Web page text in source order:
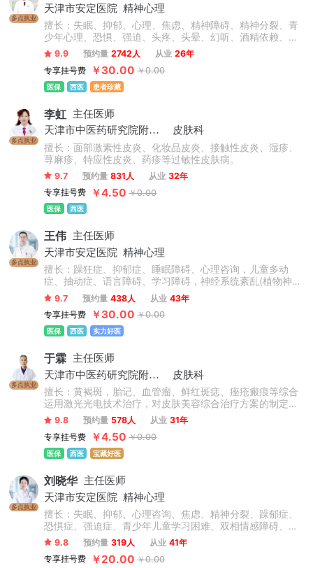
多点执业
天津市安定医院 精神心理
擅长：失眠、抑郁、心理、焦虑、精神障碍、精神分裂、青
少年心理、恐惧、强迫、头疼、头晕、幻听、酒精依赖、妄
想、癔症、更年期、神经官能症、植物神经紊乱、拖延症、
厌食症、耳鸣、双相情感障碍、癔症、疑病症、胸闷、心
慌、睡眠障碍、神经官能症、躯体形式障碍、气短、多梦、
洁癖。
9.9 预约量 2742人 从业 26年
专享挂号费
￥30.00 ￥0.00
医保 西医 患者珍藏
多点执业
李虹 主任医师
天津市中医药研究院附属医院
皮肤科
擅长：面部激素性皮炎、化妆品皮炎、接触性皮炎、湿疹、
荨麻疹、特应性皮炎、药疹等过敏性皮肤病。
9.7 预约量 831人 从业 32年
专享挂号费
￥4.50 ￥0.00
医保 西医
多点执业
王伟 主任医师
天津市安定医院 精神心理
擅长：躁狂症、抑郁症、睡眠障碍、心理咨询，儿童多动
症、抽动症、语言障碍、学习障碍，神经系统紊乱(植物神经
紊乱、脑鸣耳鸣、手麻手抖、头晕头痛)等躯体疾病所致精神
障碍的综合诊断，熟谙改良电痉挛、经颅磁刺激等先进精神
心理病症的诊疗技术。
9.7 预约量 438人 从业 43年
专享挂号费
￥30.00 ￥0.00
医保 西医 实力好医
多点执业
于霖 主任医师
天津市中医药研究院附属医院
皮肤科
擅长：黄褐斑，胎记、血管瘤、鲜红斑痣、痤疮瘢痕等综合
运用激光光电技术治疗，对皮肤美容综合治疗方案的制定，
拥有丰富的临床经验，在研发功效性医用护肤品方面颇有造
诣。
9.8 预约量 578人 从业 31年
专享挂号费
￥4.50 ￥0.00
医保 西医 宝藏好医
多点执业
刘晓华 主任医师
天津市安定医院 精神心理
擅长：失眠、抑郁、心理咨询、焦虑、精神分裂、躁郁症、
恐惧症、强迫症、青少年儿童学习困难、双相情感障碍、严
重精神障碍、心理障碍、酒精依赖；青少年儿童群体厌学、
叛逆、注意力缺陷、网络成瘾、负面情绪、社交恐惧、青春
期综合征等。
9.8 预约量 319人 从业 41年
专享挂号费
￥20.00 ￥0.00